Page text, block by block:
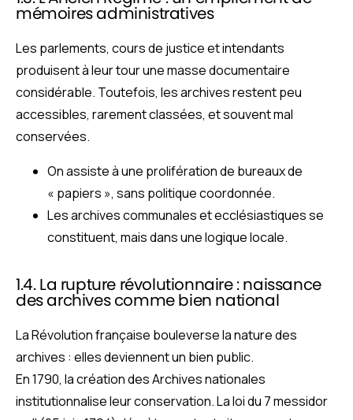
mémoires administratives
Les parlements, cours de justice et intendants
produisent à leur tour une masse documentaire
considérable. Toutefois, les archives restent peu
accessibles, rarement classées, et souvent mal
conservées.
On assiste à une prolifération de bureaux de
« papiers », sans politique coordonnée.
Les archives communales et ecclésiastiques se
constituent, mais dans une logique locale.
1.4. La rupture révolutionnaire : naissance
des archives comme bien national
La Révolution française bouleverse la nature des
archives : elles deviennent un bien public.
En 1790, la création des Archives nationales
institutionnalise leur conservation. La loi du 7 messidor